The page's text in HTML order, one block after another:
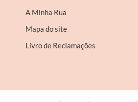
A Minha Rua
Mapa do site
Livro de Reclamações